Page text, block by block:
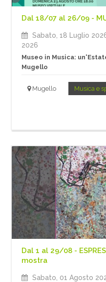
Dal 18/07 al 26/09 -
Sabato, 18 Luglio
2026
Museo in Musica:
Mugello
Mugello Musica e
Dal 1 al 29/08 -
mostra
Sabato, 01 Agosto